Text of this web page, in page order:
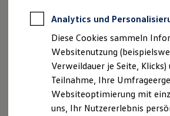
Autokredit mit
Versicherungen und Garantien
Kfz-Versicherung
Garantien
Wartungsverträge
Geschäftskunden
Professional Class bei
Großkunden
Behörden
Impressum
Analytics und
Diese Cookies sammeln
Websitenutzung
Verweildauer je Seite,
Teilnahme, Ihre
Websiteoptimierung mit
uns, Ihr Nutzererlebnis